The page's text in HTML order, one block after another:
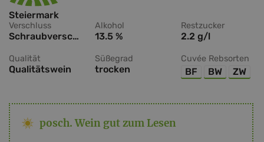
Steiermark
Verschluss
Schraubverschluss
Alkohol
13.5 %
Restzucker
2.2 g/l
Qualität
Qualitätswein
Süßegrad
trocken
Cuvée Rebsorten
BF BW ZW
posch. Wein gut zum Lesen